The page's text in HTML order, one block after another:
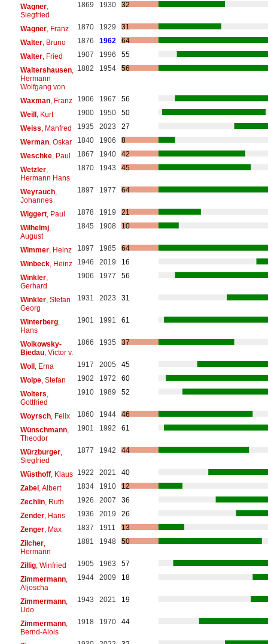
Wagner,
Siegfried
1869 1930 32
Wagner, Franz 1870 1929
31
Walter, Bruno 1876 1962
64
Walter, Fried 1907 1996
55
Waltershausen,
Hermann
Wolfgang von
1882 1954 56
Waxman, Franz 1906 1967
56
Weill, Kurt 1900 1950
50
Weiss , Manfred 1935 2023
27
Werman, Oskar 1840 1906
8
Weschke, Paul 1867 1940
42
Wetzler,
Hermann Hans
1870 1943 45
Weyrauch,
Johannes
1897 1977 64
Wiggert, Paul 1878 1919
21
Wilhelmj,
August
1845 1908 10
Wimmer, Heinz 1897 1985
64
Winbeck, Heinz 1946 2019
16
Winkler,
Gerhard
1906 1977 56
Winkler, Stefan
Georg
1931 2023 31
Winterberg,
Hans
1901 1991 61
Woikowsky-
Biedau, Victor v.
1866 1935 37
Woll, Erna 1917 2005
45
Wolpe, Stefan 1902 1972
60
Wolters
Gottfried
1910 1989 52
Woyrsch, Felix 1860 1944
46
Wünschmann,
Theodor
1901 1992 61
Würzburger,
Siegfried
1877 1942 44
Wüsthoff, Klaus 1922 2021
40
Zabel, Albert 1834 1910
12
Zechlin, Ruth 1926 2007
36
Zender, Hans 1936 2019
26
Zenger, Max 1837 1911
13
Zilcher,
Hermann
1881 1948 50
Zillig, Winfried 1905 1963
57
Zimmermann,
Aljoscha
1944 2009 18
Zimmermann,
Udo
1943 2021 19
Zimmermann,
Bernd-Alois
1918 1970 44